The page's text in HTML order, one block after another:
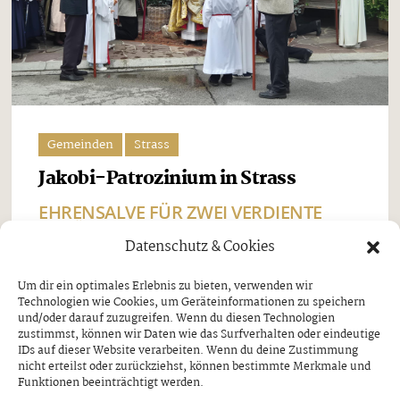
Datenschutz & Cookies
Um dir ein optimales Erlebnis zu bieten, verwenden wir
Technologien wie Cookies, um Geräteinformationen zu speichern
und/oder darauf zuzugreifen. Wenn du diesen Technologien
zustimmst, können wir Daten wie das Surfverhalten oder eindeutige
IDs auf dieser Website verarbeiten. Wenn du deine Zustimmung
nicht erteilst oder zurückziehst, können bestimmte Merkmale und
Funktionen beeinträchtigt werden.
Gemeinden Strass
Jakobi-Patrozinium in Strass
EHRENSALVE FÜR ZWEI VERDIENTE
Beim Jakobi-Patrozinium am Sonntag, dem 26. Juli,
stand Strass im Zillertal ganz im Zeichen seines
Pfarrpatrons, des heiligen Jakobus. Nach dem
feierlichen Festgottesdienst und der traditionellen